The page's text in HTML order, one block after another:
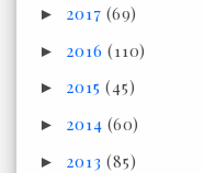
► 2017(69)
► 2016(110)
► 2015(45)
► 2014(60)
► 2013(85)